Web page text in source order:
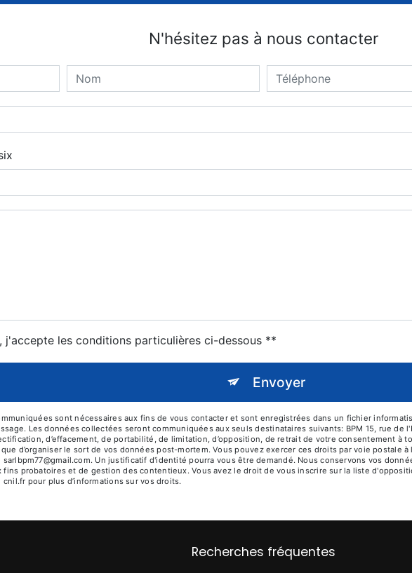
N'hésitez pas à nous contacter
j'accepte les conditions particulières ci-dessous **
Envoyer
sont nécessaires aux fins de vous contacter et sont enregistrées dans un fichier
Les données collectées seront communiquées aux seuls destinataires suivants: BPM 15, rue de
d’effacement, de portabilité, de limitation, d’opposition, de retrait de votre consentement à
d’organiser le sort de vos données post-mortem. Vous pouvez exercer ces droits par voie postale
Un justificatif d'identité pourra vous être demandé. Nous conservons vos
probatoires et de gestion des contentieux. Vous avez le droit de vous inscrire sur la liste
cnil.fr pour plus d’informations sur vos droits.
Recherches fréquentes